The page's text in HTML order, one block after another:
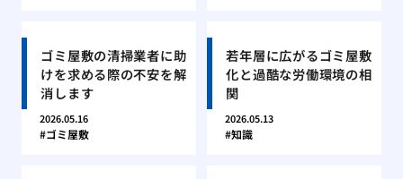
ゴミ屋敷の清掃業者に助
けを求める際の不安を解
消します
2026.05.16
ゴミ屋敷
若年層に広がるゴミ屋敷
化と過酷な労働環境の相
関
2026.05.13
知識